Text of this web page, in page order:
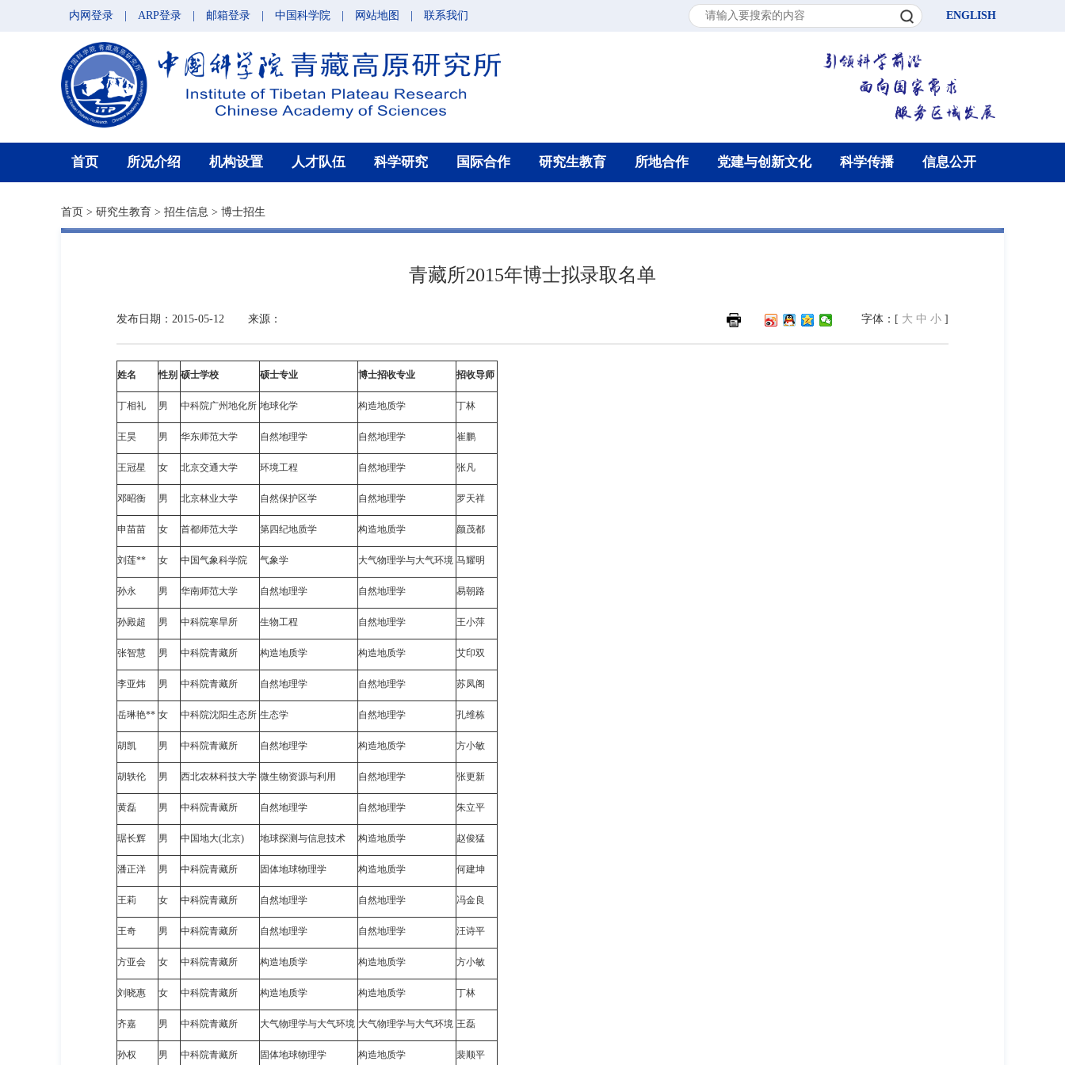
内网登录 ARP登录 邮箱登录 中国科学院 网站地图 联系我们 ENGLISH
首页 所况介绍 机构设置 人才队伍 科学研究 国际合作 研究生教育 所地合作 党建与创新文化 科学传播 信息公开
首页 > 研究生教育 > 招生信息 > 博士招生
青藏所2015年博士拟录取名单
发布日期：2015-05-12 来源： 字体：[ 大 中 小 ]
姓名 性别 硕士学校 硕士专业 博士招收专业 招收导师
丁相礼 男 中科院广州地化所 地球化学 构造地质学 丁林
王昊 男 华东师范大学 自然地理学 自然地理学 崔 鹏
王冠星 女 北京交通大学 环境工程 自然地理学 张凡
邓昭衡 男 北京林业大学 自然保护区学 自然地理学 罗天祥
申苗苗 女 首都师范大学 第四纪地质学 构造地质学 颜茂都
刘莲** 女 中国气象科学院 气象学 大气物理学与大气环境 马耀明
孙永 男 华南师范大学 自然地理学 自然地理学 易朝路
孙殿超 男 中科院寒旱所 生物工程 自然地理学 王小萍
张智慧 男 中科院青藏所 构造地质学 构造地质学 艾印双
李亚炜 男 中科院青藏所 自然地理学 自然地理学 苏凤阁
岳琳艳** 女 中科院沈阳生态所 生态学 自然地理学 孔维栋
胡凯 男 中科院青藏所 自然地理学 构造地质学 方小敏
胡轶伦 男 西北农林科技大学 微生物资源与利用 自然地理学 张更新
黄磊 男 中科院青藏所 自然地理学 自然地理学 朱立平
琚长辉 男 中国地大(北京) 地球探测与信息技术 构造地质学 赵俊猛
潘正洋 男 中科院青藏所 固体地球物理学 构造地质学 何建坤
王莉 女 中科院青藏所 自然地理学 自然地理学 冯金良
王奇 男 中科院青藏所 自然地理学 自然地理学 汪诗平
方亚会 女 中科院青藏所 构造地质学 构造地质学 方小敏
刘晓惠 女 中科院青藏所 构造地质学 构造地质学 丁林
齐嘉 男 中科院青藏所 大气物理学与大气环境 大气物理学与大气环境 王磊
孙权 男 中科院青藏所 固体地球物理学 构造地质学 裴顺平